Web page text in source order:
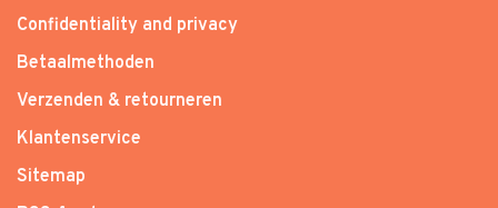
Confidentiality and privacy
Betaalmethoden
Verzenden & retourneren
Klantenservice
Sitemap